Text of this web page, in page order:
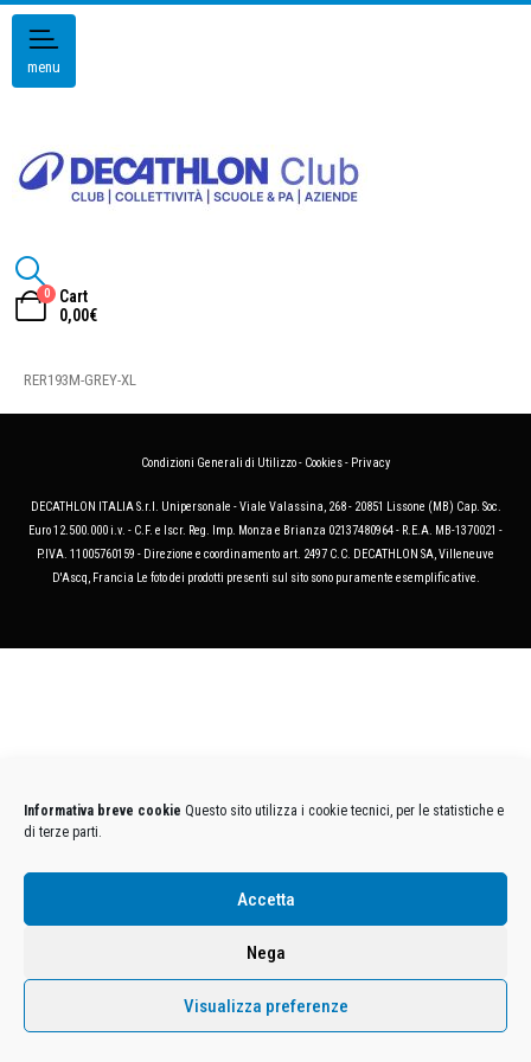
Informativa breve cookie Questo sito utilizza i cookie tecnici, per le statistiche e
di terze parti.
Accetta
Nega
Visualizza preferenze
menu
0
Cart
0,00€
RER193M-GREY-XL
Condizioni Generali di Utilizzo- Cookies- Privacy
DECATHLON ITALIA S.r.l. Unipersonale - Viale Valassina, 268 - 20851 Lissone (MB) Cap. Soc.
Euro 12.500.000 i.v. - C.F. e Iscr. Reg. Imp. Monza e Brianza 02137480964 - R.E.A. MB-1370021 -
P.IVA. 11005760159 - Direzione e coordinamento art. 2497 C.C. DECATHLON SA, Villeneuve
D'Ascq, Francia Le foto dei prodotti presenti sul sito sono puramente esemplificative.